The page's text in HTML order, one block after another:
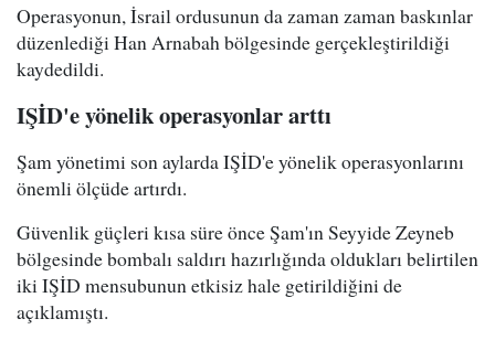
Operasyonun, İsrail ordusunun da zaman zaman baskınlar
düzenlediği Han Arnabah bölgesinde gerçekleştirildiği
kaydedildi.
IŞİD'e yönelik operasyonlar arttı
Şam yönetimi son aylarda IŞİD'e yönelik operasyonlarını
önemli ölçüde artırdı.
Güvenlik güçleri kısa süre önce Şam'ın Seyyide Zeyneb
bölgesinde bombalı saldırı hazırlığında oldukları belirtilen
iki IŞİD mensubunun etkisiz hale getirildiğini de
açıklamıştı.